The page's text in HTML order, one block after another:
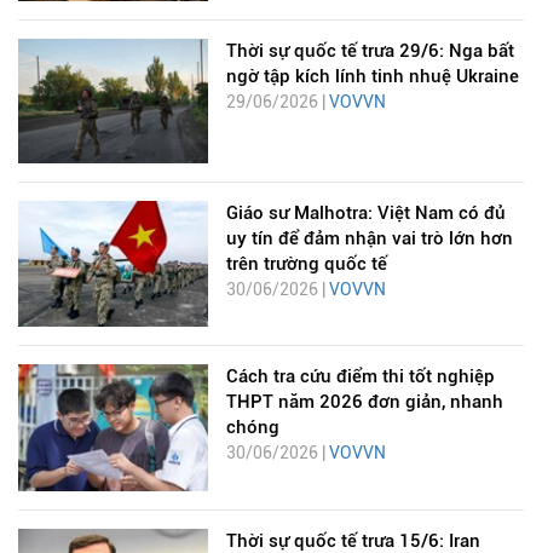
Thời sự quốc tế trưa 29/6: Nga bất
ngờ tập kích lính tinh nhuệ Ukraine
29/06/2026 | VOVVN
Giáo sư Malhotra: Việt Nam có đủ
uy tín để đảm nhận vai trò lớn hơn
trên trường quốc tế
30/06/2026 | VOVVN
Cách tra cứu điểm thi tốt nghiệp
THPT năm 2026 đơn giản, nhanh
chóng
30/06/2026 | VOVVN
Thời sự quốc tế trưa 15/6: Iran